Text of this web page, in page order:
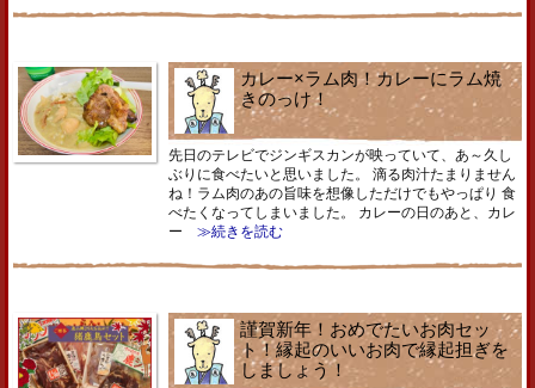
カレー×ラム肉！カレーにラム焼
きのっけ！
先日のテレビでジンギスカンが映っていて、あ～久し
ぶりに食べたいと思いました。 滴る肉汁たまりません
ね！ラム肉のあの旨味を想像しただけでもやっぱり 食
べたくなってしまいました。 カレーの日のあと、カレ
ー
≫続きを読む
謹賀新年！おめでたいお肉セッ
ト！縁起のいいお肉で縁起担ぎを
しましょう！